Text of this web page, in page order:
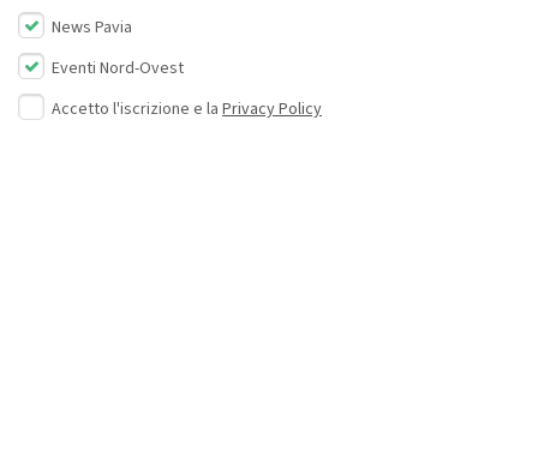
News Pavia
Eventi Nord-Ovest
Accetto l'iscrizione e la Privacy Policy